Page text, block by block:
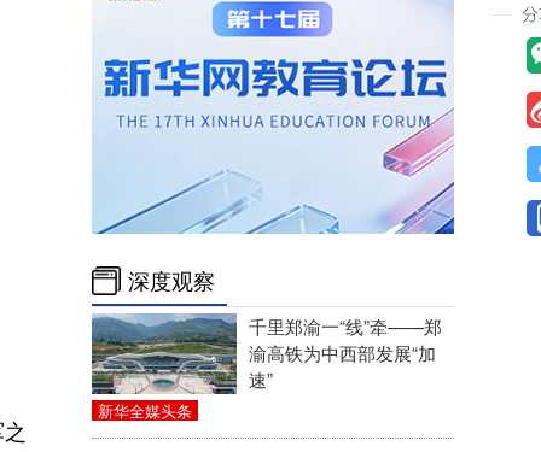
深度观察
千里郑渝一“线”牵——郑
渝高铁为中西部发展“加
速”
新华全媒头条